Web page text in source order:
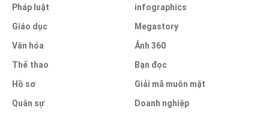
Pháp luật
Giáo dục
Văn hóa
Thể thao
Hồ sơ
Quân sự
infographics
Megastory
Ảnh 360
Bạn đọc
Giải mã muôn mặt
Doanh nghiệp